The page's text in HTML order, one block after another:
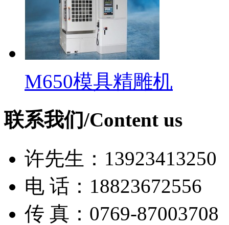
M650模具精雕机
联系我们/Content us
许先生：13923413250
电 话：18823672556
传 真：0769-87003708